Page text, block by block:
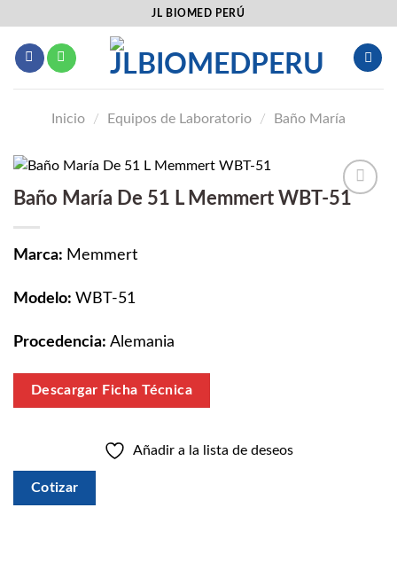
contenido
JL BIOMED PERÚ
Inicio / Equipos de Laboratorio / Baño María
Baño María De 51 L Memmert WBT-51
Marca: Memmert
Modelo: WBT-51
Procedencia: Alemania
Descargar Ficha Técnica
Añadir a la lista de deseos
Cotizar